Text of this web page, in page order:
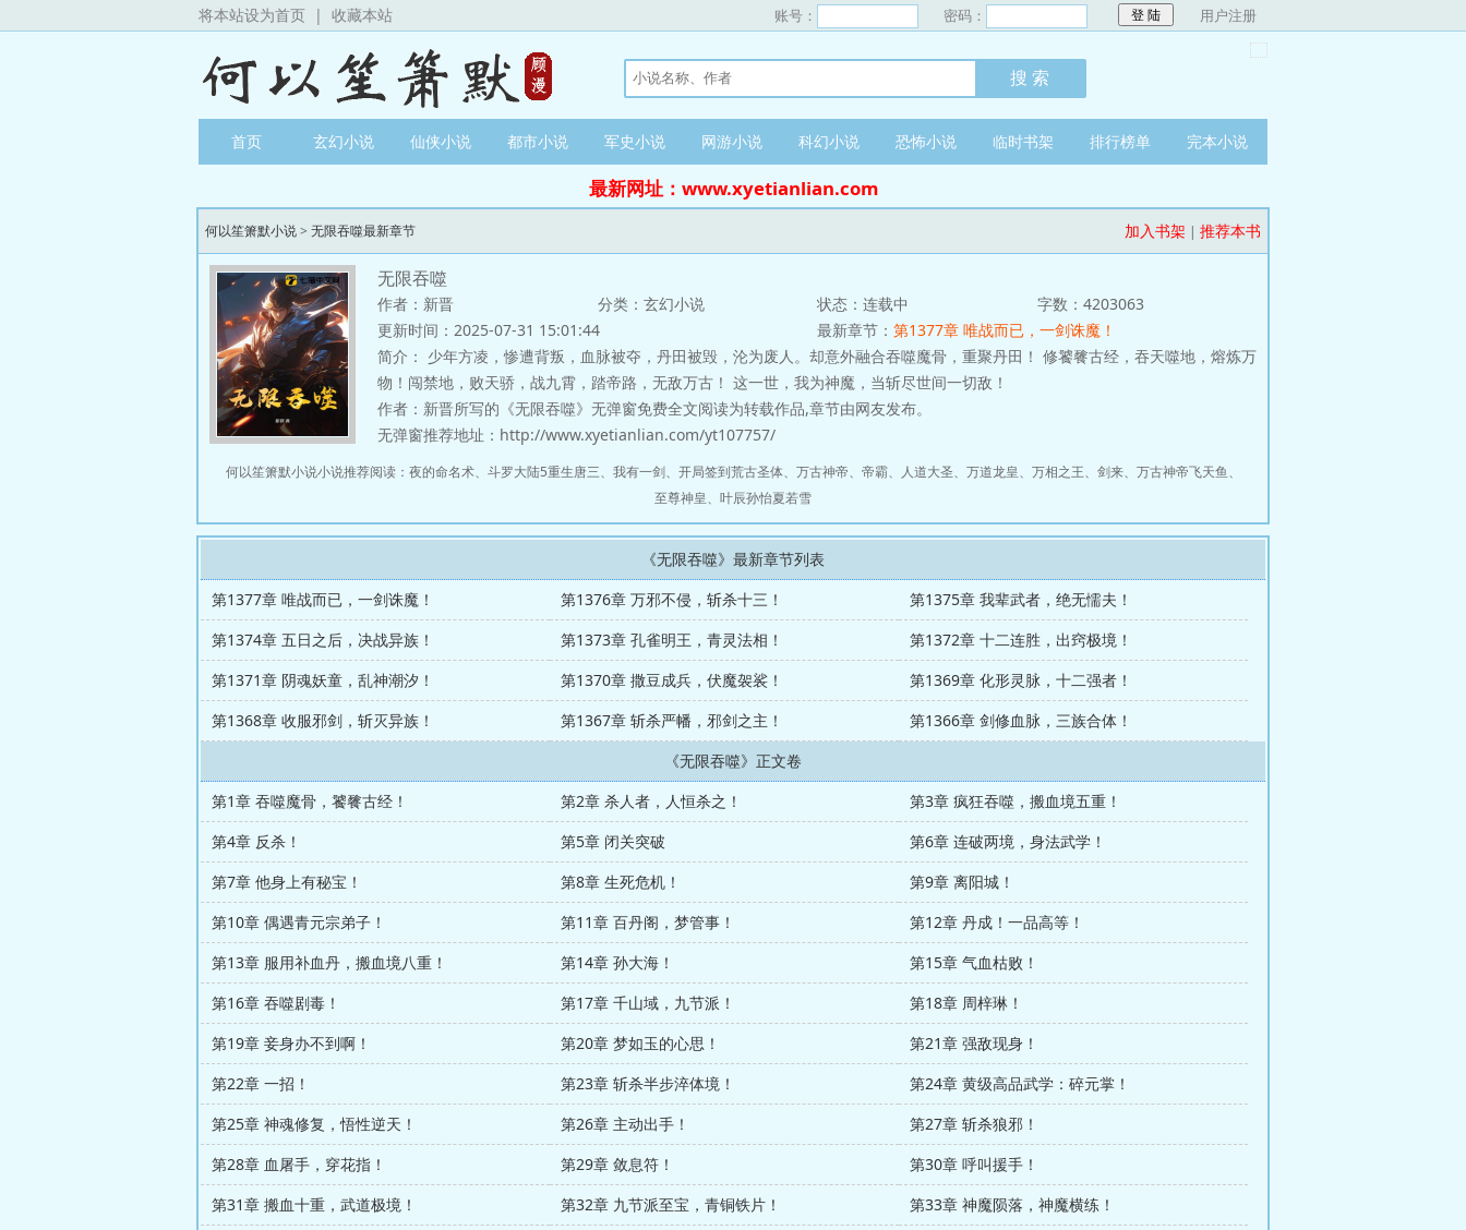
将本站设为首页 | 收藏本站 账号： 密码： 用户注册
首页 玄幻小说 仙侠小说 都市小说 军史小说 网游小说 科幻小说 恐怖小说 临时书架 排行榜单 完本小说
最新网址：www.xyetianlian.com
何以笙箫默小说> 无限吞噬最新章节 加入书架 | 推荐本书
无限吞噬
作者：新晋 分类：玄幻小说 状态：连载中
字数：4203063
更新时间：2025-07-31 15:01:44
最新章节： 第1377章 唯战而已，一剑诛魔！
简介： 少年方凌，惨遭背叛，血脉被夺，丹田被毁，沦为废人。却意外融合吞噬魔骨，重聚丹田！ 修饕餮古经，吞天噬地，熔炼万
物！闯禁地，败天骄，战九霄，踏帝路，无敌万古！ 这一世，我为神魔，当斩尽世间一切敌！
作者：新晋所写的《无限吞噬》无弹窗免费全文阅读为转载作品,章节由网友发布。
无弹窗推荐地址：http://www.xyetianlian.com/yt107757/
何以笙箫默小说小说推荐阅读： 夜的命名术、 斗罗大陆5重生唐三、 我有一剑、 开局签到荒古圣体、 万古神帝、 帝霸、 人道大圣、 万道龙皇、 万相之王、 剑来、 万古神帝飞天鱼、
至尊神皇、 叶辰孙怡夏若雪
《无限吞噬》最新章节列表
第1377章 唯战而已，一剑诛魔！
第1376章 万邪不侵，斩杀十三！
第1375章 我辈武者，绝无懦夫！
第1374章 五日之后，决战异族！
第1373章 孔雀明王，青灵法相！
第1372章 十二连胜，出窍极境！
第1371章 阴魂妖童，乱神潮汐！
第1370章 撒豆成兵，伏魔袈裟！
第1369章 化形灵脉，十二强者！
第1368章 收服邪剑，斩灭异族！
第1367章 斩杀严幡，邪剑之主！
第1366章 剑修血脉，三族合体！
《无限吞噬》正文卷
第1章 吞噬魔骨，饕餮古经！
第2章 杀人者，人恒杀之！
第3章 疯狂吞噬，搬血境五重！
第4章 反杀！
第5章 闭关突破
第6章 连破两境，身法武学！
第7章 他身上有秘宝！
第8章 生死危机！
第9章 离阳城！
第10章 偶遇青元宗弟子！
第11章 百丹阁，梦管事！
第12章 丹成！一品高等！
第13章 服用补血丹，搬血境八重！
第14章 孙大海！
第15章 气血枯败！
第16章 吞噬剧毒！
第17章 千山域，九节派！
第18章 周梓琳！
第19章 妾身办不到啊！
第20章 梦如玉的心思！
第21章 强敌现身！
第22章 一招！
第23章 斩杀半步淬体境！
第24章 黄级高品武学：碎元掌！
第25章 神魂修复，悟性逆天！
第26章 主动出手！
第27章 斩杀狼邪！
第28章 血屠手，穿花指！
第29章 敛息符！
第30章 呼叫援手！
第31章 搬血十重，武道极境！
第32章 九节派至宝，青铜铁片！
第33章 神魔陨落，神魔横练！